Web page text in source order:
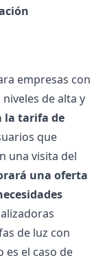
empresas con
de alta y
la tarifa de
que
una visita del
una oferta
de luz con
es el caso de